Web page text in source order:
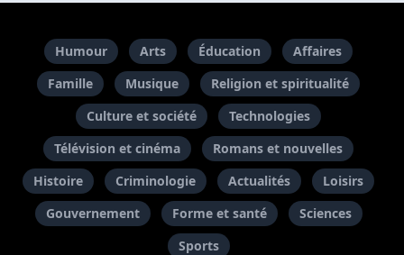
Humour Arts Éducation
Affaires
Famille
Musique
Religion et spiritualité
Culture et société
Technologies
Télévision et cinéma
Romans et nouvelles
Histoire
Criminologie Actualités
Loisirs
Gouvernement
Forme et santé
Sciences
Sports